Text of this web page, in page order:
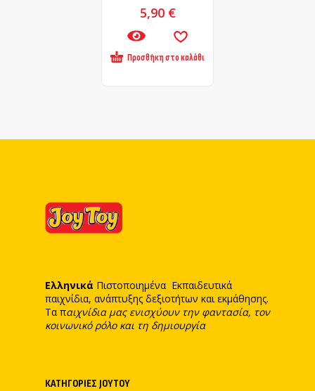
5,90 €
Προσθήκη στο καλάθι
Ελληνικά Πιστοποιημένα Εκπαιδευτικά
παιχνίδια, ανάπτυξης δεξιοτήτων και εκμάθησης.
Τα παιχνίδια μας ενισχύουν την φαντασία, τον
κοινωνικό ρόλο και τη δημιουργία
ΚΑΤΗΓΟΡΊΕΣ JOYTOY